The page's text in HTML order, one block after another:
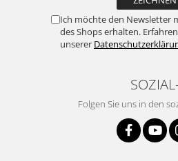
Ich möchte den Newsletter
des Shops erhalten.
unserer
Folgen Sie uns in den